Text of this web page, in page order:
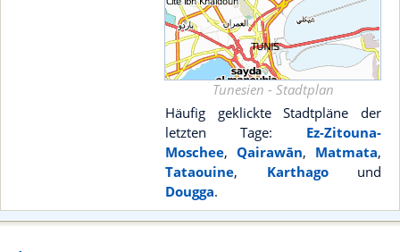
Tunesien - Stadtplan
Häufig geklickte Stadtpläne der
letzten Tage: Ez-Zitouna-
Moschee, Qairawān, Matmata,
Tataouine, Karthagound
Dougga.